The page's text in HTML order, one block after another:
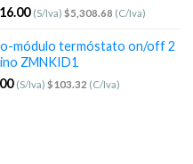
(S/Iva) $5,308.68 (C/Iva)
módulo termóstato on/off 2
ZMNKID1
(S/Iva) $103.32 (C/Iva)